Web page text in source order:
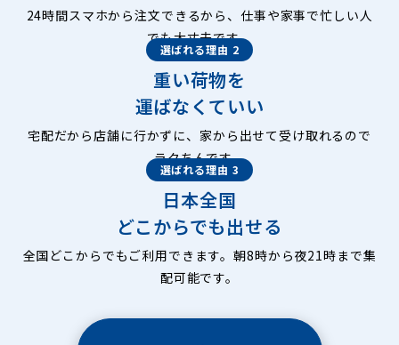
24時間スマホから注文できるから、仕事や家事で忙しい人
でも大丈夫です。
選ばれる理由 2
重い荷物を
運ばなくていい
宅配だから店舗に行かずに、家から出せて受け取れるので
ラクちんです。
選ばれる理由 3
日本全国
どこからでも出せる
全国どこからでもご利用できます。朝8時から夜21時まで集
配可能です。